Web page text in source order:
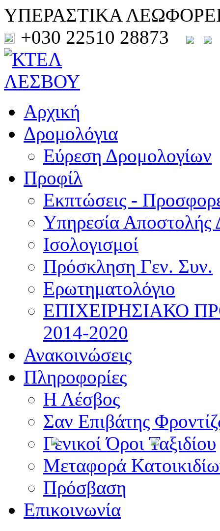
ΥΠΕΡΑΣΤΙΚΑ
+030 22510 28873
Αρχική
Δρομολόγια
Εύρεση Δρομολογίων
Προφίλ
Εκπτώσεις -
Υπηρεσία Αποστολής
Ισολογισμοί
Πρόσκληση Γεν. Συν.
Ερωτηματολόγιο
ΕΠΙΧΕΙΡΗΣΙΑΚΟ
2014-2020
Ανακοινώσεις
Πληροφορίες
Η Λέσβος
Σαν Επιβάτης
Γενικοί Όροι Ταξιδίου
Μεταφορά
Πρόσβαση
Επικοινωνία